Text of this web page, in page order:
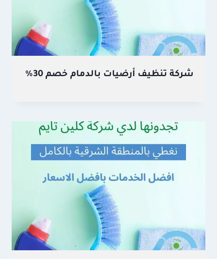
شركة تنظيف أرضيات بالدمام خصم 30%